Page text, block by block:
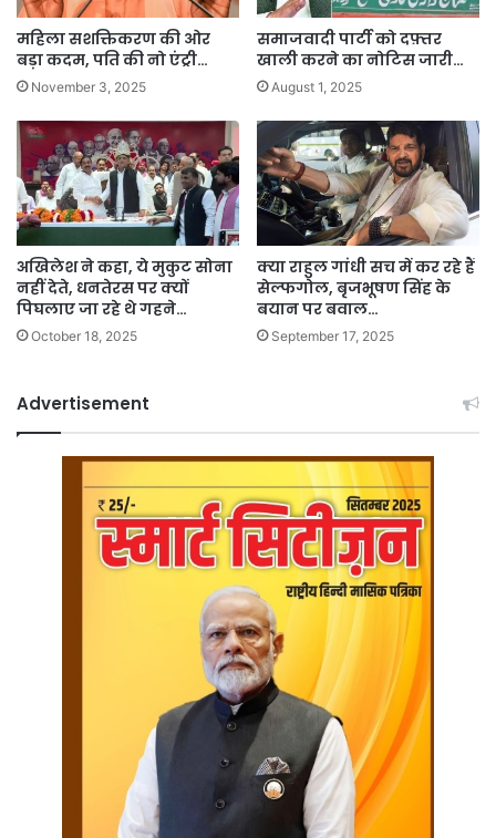
महिला सशक्तिकरण की ओर
बड़ा कदम, पति की नो एंट्री…
November 3, 2025
समाजवादी पार्टी को दफ़्तर
खाली करने का नोटिस जारी…
August 1, 2025
अखिलेश ने कहा, ये मुकुट सोना
नहीं देते, धनतेरस पर क्यों
पिघलाए जा रहे थे गहने…
October 18, 2025
क्या राहुल गांधी सच में कर रहे हैं
सेल्फगोल, बृजभूषण सिंह के
बयान पर बवाल…
September 17, 2025
Advertisement